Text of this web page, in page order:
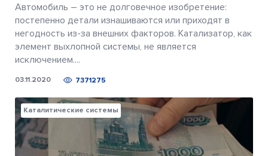
Автомобиль – это не долговечное изобретение:
постепенно детали изнашиваются или приходят в
негодность из-за внешних факторов. Катализатор, как
элемент выхлопной системы, не является
исключением....
03.11.2020 7371275
Каталитические системы